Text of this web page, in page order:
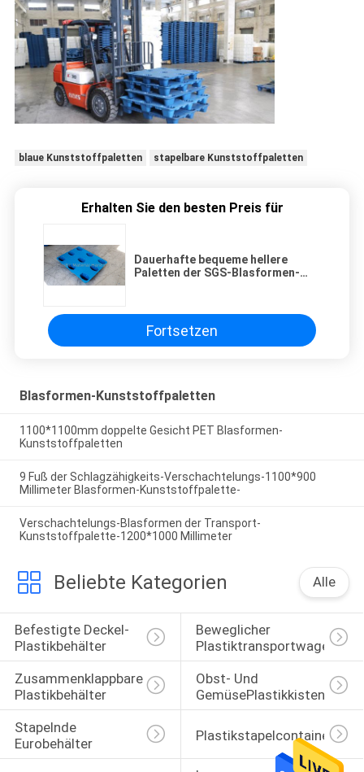
blaue Kunststoffpaletten stapelbare Kunststoffpaletten
Erhalten Sie den besten Preis für
Dauerhafte bequeme hellere
Paletten der SGS-Blasformen-
Fortsetzen
Blasformen-Kunststoffpaletten
1100*1100mm doppelte Gesicht PET Blasformen-
Kunststoffpaletten
9 Fuß der Schlagzähigkeits-Verschachtelungs-1100*900
Millimeter Blasformen-Kunststoffpalette-
Verschachtelungs-Blasformen der Transport-
Kunststoffpalette-1200*1000 Millimeter
Beliebte Kategorien Alle
Befestigte Deckel-
Plastikbehälter
Beweglicher
Plastiktransportwagen
Zusammenklappbare
Plastikbehälter
Obst- Und
GemüsePlastikkisten
Stapelnde
Eurobehälter
Plastikstapelcontainer